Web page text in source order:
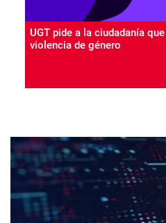
UGT pide a la ciudadanía
violencia de género